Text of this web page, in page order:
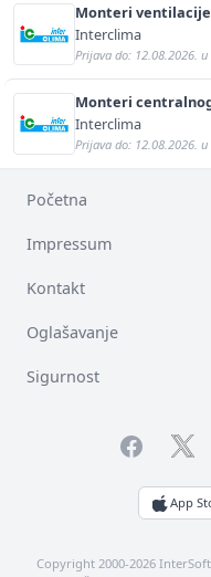
Monteri
Interclima
Prijava do: 12.08.2026. u
Monteri
Interclima
Prijava do: 12.08.2026. u
Početna
Impressum
Kontakt
Oglašavanje
Sigurnost
Facebook
App
Copyright 2000-2026